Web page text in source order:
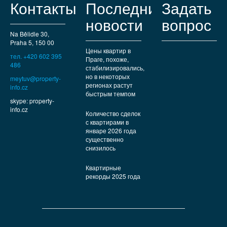
Контакты
Na Bělidle 30,
Praha 5, 150 00
тел. +420 602 395
486
meytuv@property-
info.cz
skype: property-
info.cz
Последние
новости
Цены квартир в
Праге, похоже,
стабилизировались,
но в некоторых
регионах растут
быстрым темпом
Количество сделок
с квартирами в
январе 2026 года
существенно
снизилось
Квартирные
рекорды 2025 года
Задать
вопрос